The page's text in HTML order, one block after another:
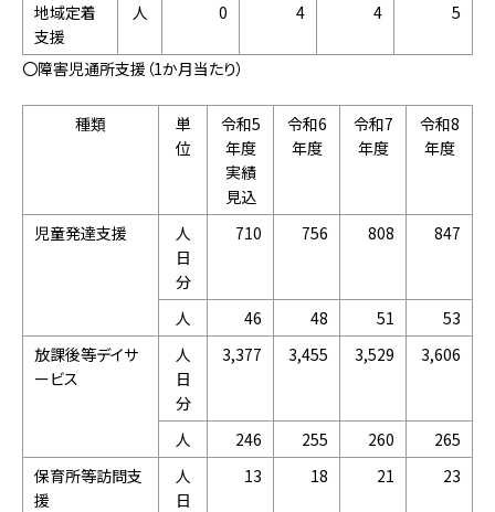
地域定着
支援
人 0 4 4 5
〇障害児通所支援（1か月当たり）
種類
単
位
令和5
年度
実績
見込
令和6
年度
令和7
年度
令和8
年度
児童発達支援
人
日
分
710 756 808 847
人 46 48 51
53
放課後等デイサ
ービス
人
日
分
3,377 3,455 3,529 3,606
人 246 255 260
265
保育所等訪問支
援
人
日
13 18 21 23